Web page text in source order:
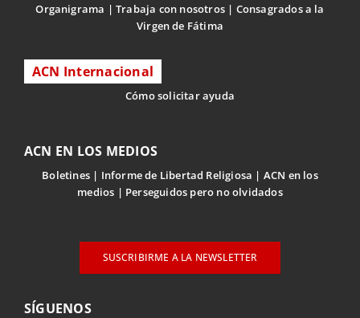
Organigrama
Trabaja con nosotros
Consagrados a la
Virgen de Fátima
ACN Internacional
Cómo solicitar ayuda
ACN EN LOS MEDIOS
Boletines Informe de Libertad Religiosa
ACN en los
medios
Perseguidos pero no olvidados
SUSCRIBIRME A LA NEWSLETTER
SÍGUENOS